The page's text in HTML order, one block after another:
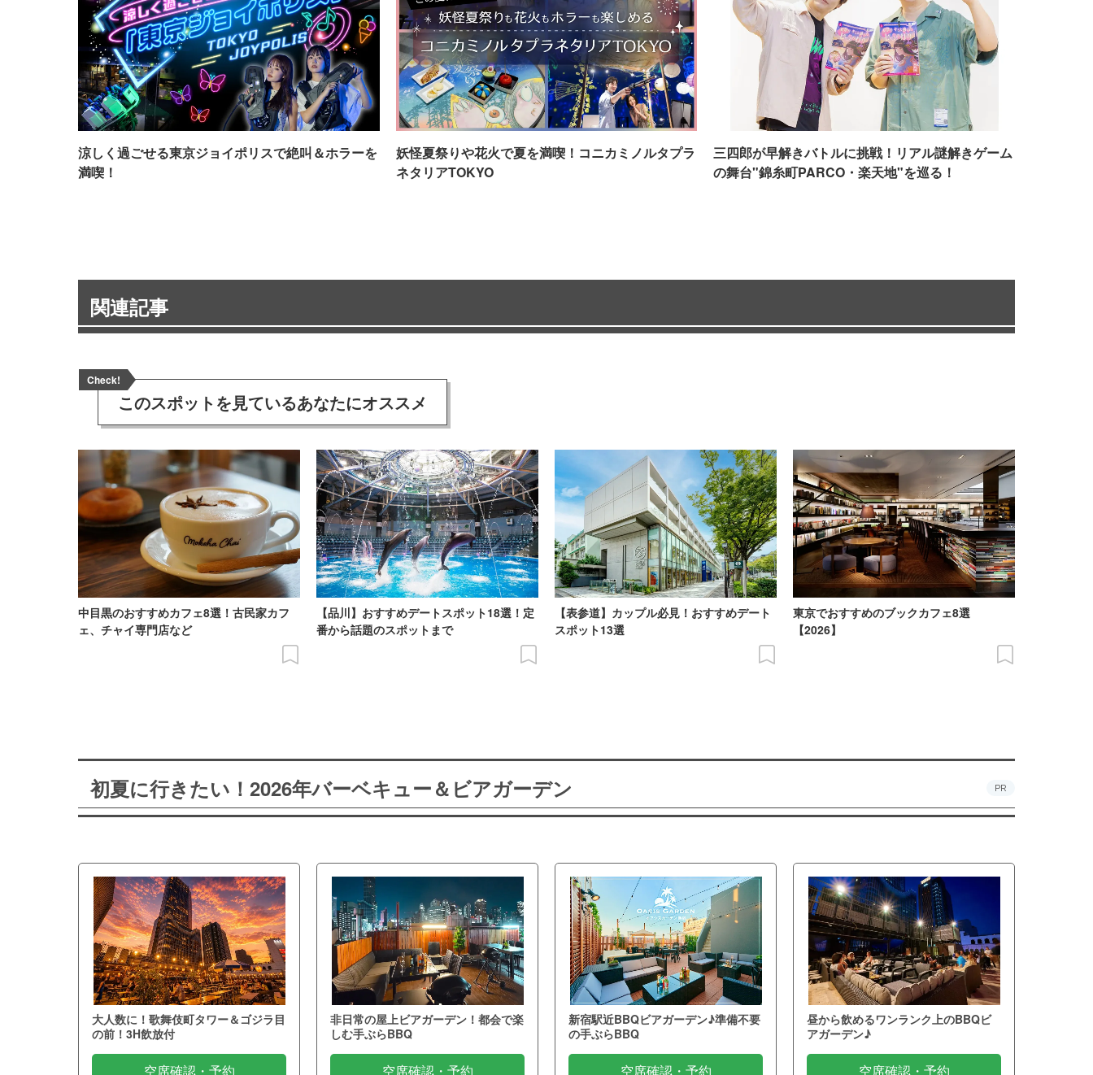
涼しく過ごせる東京ジョイポリスで絶叫＆ホラーを
満喫！
妖怪夏祭りや花火で夏を満喫！コニカミノルタプラ
ネタリアTOKYO
三四郎が早解きバトルに挑戦！リアル謎解きゲーム
の舞台"錦糸町PARCO・楽天地"を巡る！
関連記事
Check!
このスポットを見ているあなたにオススメ
中目黒のおすすめカフェ8選！古民家カフ
ェ、チャイ専門店など
【品川】おすすめデートスポット18選！定
番から話題のスポットまで
【表参道】カップル必見！おすすめデート
スポット13選
東京でおすすめのブックカフェ8選
【2026】
初夏に行きたい！2026年バーベキュー＆ビアガーデン PR
大人数に！歌舞伎町タワー＆ゴジラ目
の前！3H飲放付
空席確認・予約
非日常の屋上ビアガーデン！都会で楽
しむ手ぶらBBQ
空席確認・予約
新宿駅近BBQビアガーデン♪準備不要
の手ぶらBBQ
空席確認・予約
昼から飲めるワンランク上のBBQビ
アガーデン♪
空席確認・予約